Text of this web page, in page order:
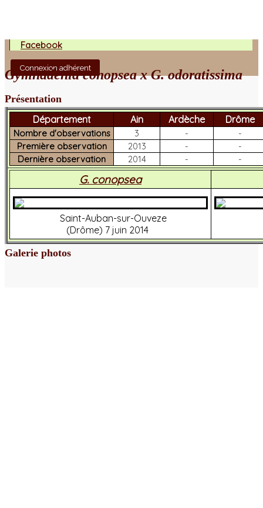
Facebook
Connexion adhérent
Gymnadenia conopsea x G. odoratissima
Présentation
Département
Ain Ardèche Drôme
Nombre d'observations 3 -
-
Première observation
2013 -
-
Dernière observation
2014 - -
G. conopsea
Saint-Auban-sur-Ouveze
(Drôme) 7 juin 2014
Galerie photos